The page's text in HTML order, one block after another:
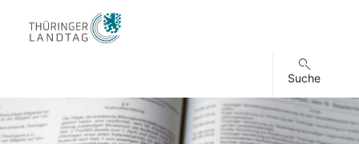
Suche